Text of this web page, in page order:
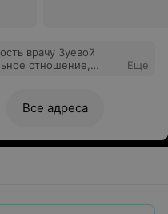
врачу Зуевой
отношение,
лечение зубов
доволен
Еще
Все адреса